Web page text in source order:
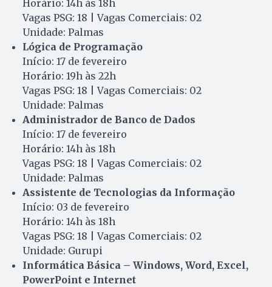
Horário: 14h às 18h
Vagas PSG: 18 | Vagas Comerciais: 02
Unidade: Palmas
Lógica de Programação
Início: 17 de fevereiro
Horário: 19h às 22h
Vagas PSG: 18 | Vagas Comerciais: 02
Unidade: Palmas
Administrador de Banco de Dados
Início: 17 de fevereiro
Horário: 14h às 18h
Vagas PSG: 18 | Vagas Comerciais: 02
Unidade: Palmas
Assistente de Tecnologias da Informação
Início: 03 de fevereiro
Horário: 14h às 18h
Vagas PSG: 18 | Vagas Comerciais: 02
Unidade: Gurupi
Informática Básica – Windows, Word, Excel,
PowerPoint e Internet